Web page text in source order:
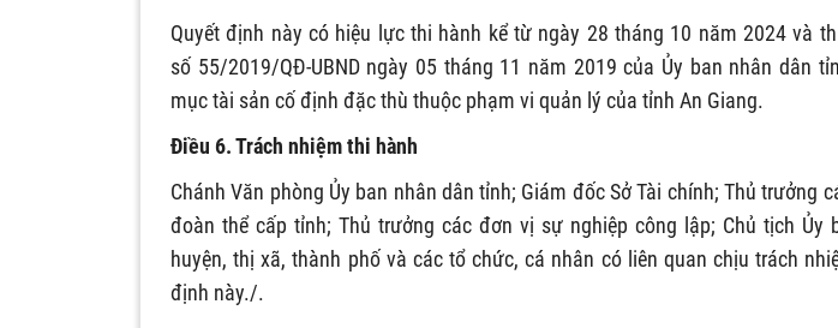
Quyết định này có hiệu lực thi hành kể từ ngày 28 tháng 10 năm 2024 và
số 55/2019/QĐ-UBND ngày 05 tháng 11 năm 2019 của Ủy ban nhân dân
mục tài sản cố định đặc thù thuộc phạm vi quản lý của tỉnh An Giang.
Điều 6. Trách nhiệm thi hành
Chánh Văn phòng Ủy ban nhân dân tỉnh; Giám đốc Sở Tài chính; Thủ trưởng
đoàn thể cấp tỉnh; Thủ trưởng các đơn vị sự nghiệp công lập; Chủ tịch Ủy
huyện, thị xã, thành phố và các tổ chức, cá nhân có liên quan chịu trách
định này./.